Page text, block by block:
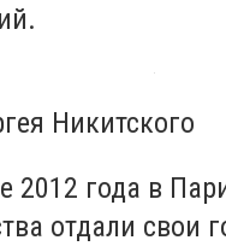
Никитского
2012 года в
отдали свои